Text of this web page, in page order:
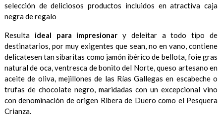
selección de deliciosos productos incluidos en atractiva caja
negra de regalo
Resulta ideal para impresionar y deleitar a todo tipo de
destinatarios, por muy exigentes que sean, no en vano, contiene
delicatesen tan sibaritas como jamón ibérico de bellota, foie gras
natural de oca, ventresca de bonito del Norte, queso artesano en
aceite de oliva, mejillones de las Rías Gallegas en escabeche o
trufas de chocolate negro, maridadas con un excepcional vino
con denominación de origen Ribera de Duero como el Pesquera
Crianza.